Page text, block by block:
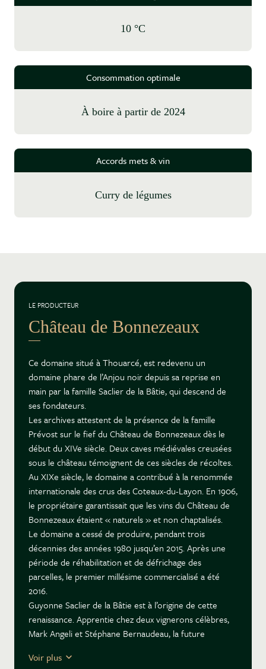
10 °C
Consommation optimale
à boire à partir de 2024
Accords mets & vin
Curry de légumes
LE PRODUCTEUR
Château de Bonnezeaux
Ce domaine situé à Thouarcé, est redevenu un
domaine phare de l’Anjou noir depuis sa reprise en
main par la famille Saclier de la Bâtie, qui descend de
ses fondateurs.
Les archives attestent de la présence de la famille
Prévost sur le fief du Château de Bonnezeaux dès le
début du XIVe siècle. Deux caves médiévales creusées
sous le château témoignent de ces siècles de récoltes.
Au XIXe siècle, le domaine a contribué à la renommée
internationale des crus des Coteaux-du-Layon. En 1906,
le propriétaire garantissait que les vins du Château de
Bonnezeaux étaient « naturels » et non chaptalisés.
Le domaine a cessé de produire, pendant trois
décennies des années 1980 jusqu’en 2015. Après une
période de réhabilitation et de défrichage des
parcelles, le premier millésime commercialisé a été
2016.
Guyonne Saclier de la Bâtie est à l’origine de cette
renaissance. Apprentie chez deux vignerons célèbres,
Mark Angeli et Stéphane Bernaudeau, la future
pouvait être produit qu’à partir de vignes saines,
Voir plus